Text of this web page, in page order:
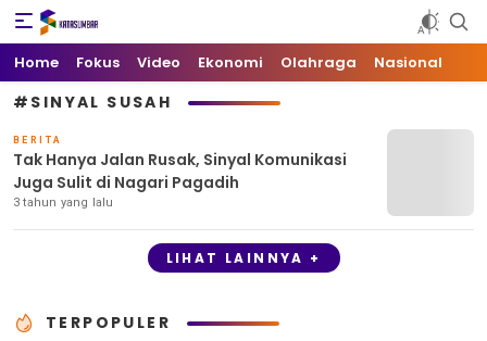
Kata Sumbar
Berita Sumbar Hari Ini
Home Fokus Video Ekonomi Olahraga Nasional
#SINYAL SUSAH
BERITA
Tak Hanya Jalan Rusak, Sinyal Komunikasi
Juga Sulit di Nagari Pagadih
3 tahun yang lalu
LIHAT LAINNYA +
TERPOPULER